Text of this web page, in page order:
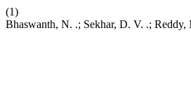
(1)
Bhaswanth, N. .; Sekhar, D. V. .;